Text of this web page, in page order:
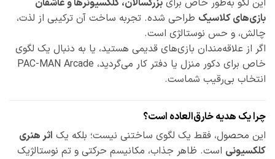
این لگو به‌طور خاص برایبزرگسالان، کلکسیونرها و عاشقان
بازی‌های کلاسیکطراحی شده. تجربه ساخت آن ترکیبی از لذت،
چالش، و حس نوستالژی است.
اگر از علاقه‌مندان بازی‌های قدیمی هستید، یا به دنبال یک لگوی
خاص برای دکور منزل یا دفتر کار می‌گردید، PAC-MAN Arcade
انتخاب بی‌رقیب شماست.
چرا یک هدیه خارق‌العاده‌ است؟
این محصول، فقط یک لگوی ساختنی نیست؛ بلکه یکاثر هنری
کلکسیونیاست. ظاهر جذاب، مکانیسم حرکتی و تم نوستالژیک